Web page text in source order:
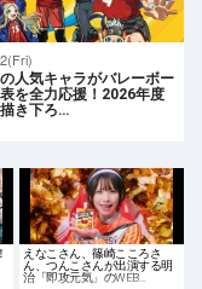
人気キャラがバレーボー
を全力応援！2026年度
き下ろ…
えなこさん、篠崎こころさ
ん、つんこさんが出演する明
治「即攻元気」のWEB…